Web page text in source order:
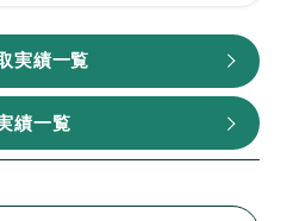
実績一覧
績一覧